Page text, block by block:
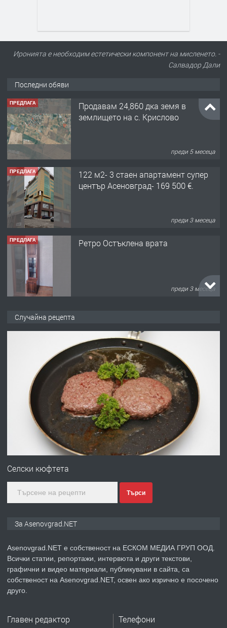
Иронията е необходим естетически компонент на мисленето. -
Салвадор Дали
Последни обяви
ПРЕДЛАГА
Продавам 24,860 дка земя в
землището на с. Крислово
преди 5 месеца
ПРЕДЛАГА
122 м2- 3 стаен апартамент супер
център Асеновград- 169 500 €.
преди 3 месеца
ПРЕДЛАГА Ретро Остъклена врата
преди 3 месеца
преди 10 месеца
ПРЕДЛАГА
Професионална броячна машина -
със сертификат от ЕЦБ
преди 1 година
Професионална зеленчукорезачка
преди 2 години
ПРЕДЛАГА
Давам индивидуалани уроци по
Случайна рецепта
Селски кюфтета
Търси
За Asenovgrad.NET
Asenovgrad.NET е собственост на ЕСКОМ МЕДИА ГРУП ООД.
Всички статии, репортажи, интервюта и други текстови,
графични и видео материали, публикувани в сайта, са
собственост на Asenovgrad.NET, освен ако изрично е посочено
друго.
Главен редактор Телефони